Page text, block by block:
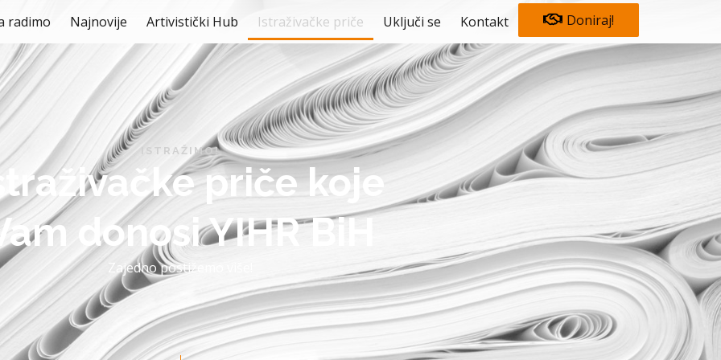
radimo Najnovije Artivistički Hub Istraživačke priče Uključi se Kontakt Doniraj!
ISTRAŽIMO!
priče koje
donosi YIHR BiH
Zajedno postižemo više!